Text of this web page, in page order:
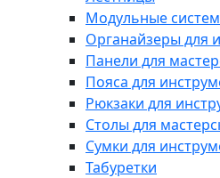
Модульные
Органайзеры для
Панели для
Пояса для
Рюкзаки для
Столы для
Сумки для
Табуретки